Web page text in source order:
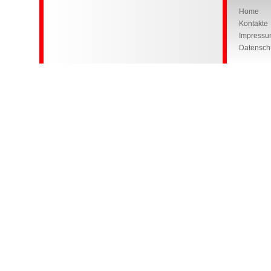
Home
Kontakte